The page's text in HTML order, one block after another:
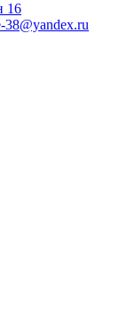
16
38@yandex.ru